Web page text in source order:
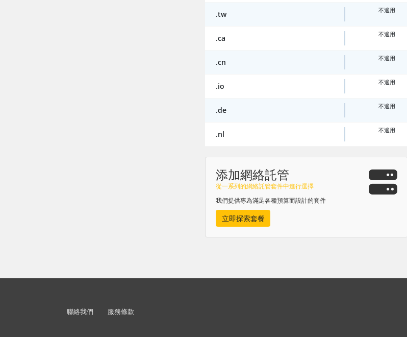
.tw 不適用
.ca 不適用
.cn 不適用
.io 不適用
.de 不適用
.nl 不適用
添加網絡託管
從一系列的網絡託管套件中進行選擇
我們提供專為滿足各種預算而設計的套件
立即探索套餐
聯絡我們 服務條款